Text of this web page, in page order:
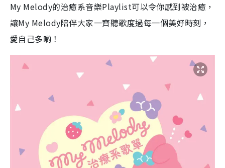
My Melody的治癒系音樂Playlist可以令你感到被治癒，
讓My Melody陪伴大家一齊聽歌度過每一個美好時刻，
愛自己多啲！